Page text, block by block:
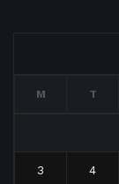
M T
3 4